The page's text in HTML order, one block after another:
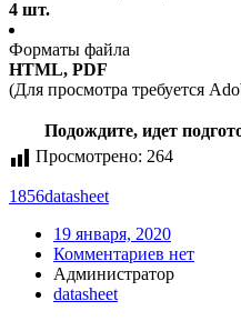
4 шт.
Форматы файла
HTML, PDF
(Для просмотра требуется
Подождите, идет
Просмотрено: 264
1856datasheet
19 января, 2020
Комментариев нет
Администратор
datasheet